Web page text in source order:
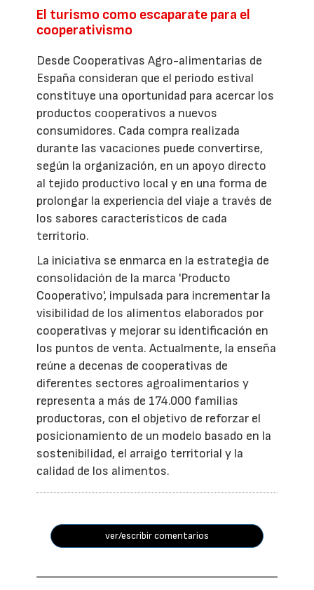
El turismo como escaparate para el
cooperativismo
Desde Cooperativas Agro-alimentarias de
España consideran que el periodo estival
constituye una oportunidad para acercar los
productos cooperativos a nuevos
consumidores. Cada compra realizada
durante las vacaciones puede convertirse,
según la organización, en un apoyo directo
al tejido productivo local y en una forma de
prolongar la experiencia del viaje a través de
los sabores característicos de cada
territorio.
La iniciativa se enmarca en la estrategia de
consolidación de la marca 'Producto
Cooperativo', impulsada para incrementar la
visibilidad de los alimentos elaborados por
cooperativas y mejorar su identificación en
los puntos de venta. Actualmente, la enseña
reúne a decenas de cooperativas de
diferentes sectores agroalimentarios y
representa a más de 174.000 familias
productoras, con el objetivo de reforzar el
posicionamiento de un modelo basado en la
sostenibilidad, el arraigo territorial y la
calidad de los alimentos.
ver/escribir comentarios